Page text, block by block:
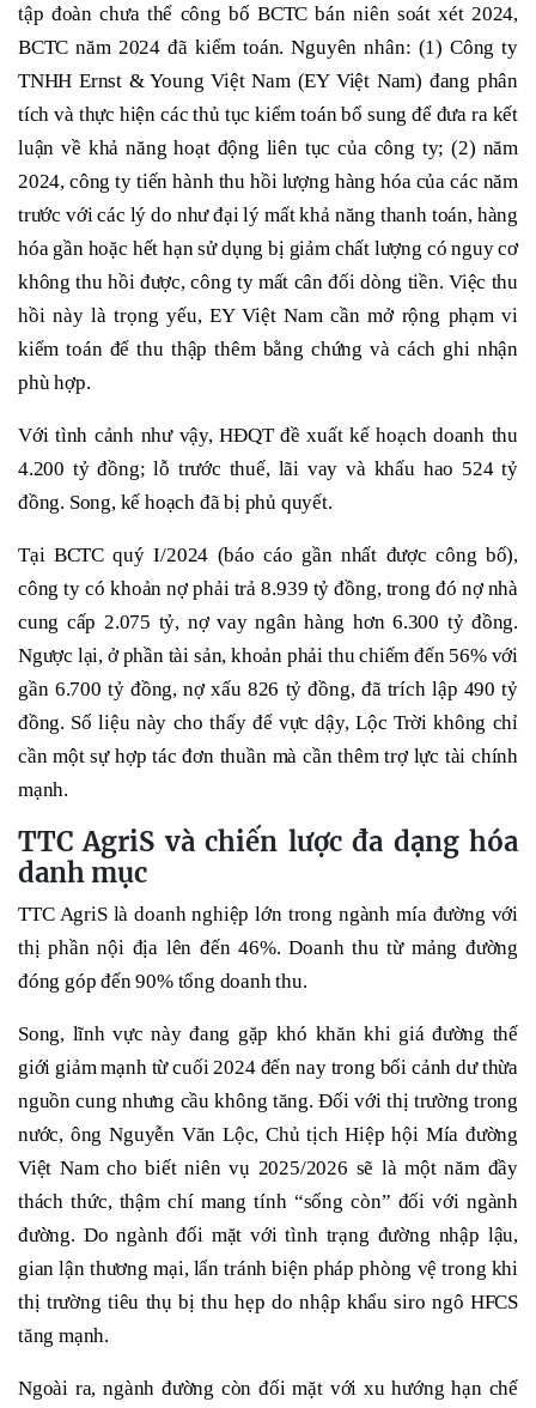
tập đoàn chưa thể công bố BCTC bán niên soát xét 2024,
BCTC năm 2024 đã kiểm toán. Nguyên nhân: (1) Công ty
TNHH Ernst & Young Việt Nam (EY Việt Nam) đang phân
tích và thực hiện các thủ tục kiểm toán bổ sung để đưa ra kết
luận về khả năng hoạt động liên tục của công ty; (2) năm
2024, công ty tiến hành thu hồi lượng hàng hóa của các năm
trước với các lý do như đại lý mất khả năng thanh toán, hàng
hóa gần hoặc hết hạn sử dụng bị giảm chất lượng có nguy cơ
không thu hồi được, công ty mất cân đối dòng tiền. Việc thu
hồi này là trọng yếu, EY Việt Nam cần mở rộng phạm vi
kiểm toán để thu thập thêm bằng chứng và cách ghi nhận
phù hợp.
Với tình cảnh như vậy, HĐQT đề xuất kế hoạch doanh thu
4.200 tỷ đồng; lỗ trước thuế, lãi vay và khấu hao 524 tỷ
đồng. Song, kế hoạch đã bị phủ quyết.
Tại BCTC quý I/2024 (báo cáo gần nhất được công bố),
công ty có khoản nợ phải trả 8.939 tỷ đồng, trong đó nợ nhà
cung cấp 2.075 tỷ, nợ vay ngân hàng hơn 6.300 tỷ đồng.
Ngược lại, ở phần tài sản, khoản phải thu chiếm đến 56% với
gần 6.700 tỷ đồng, nợ xấu 826 tỷ đồng, đã trích lập 490 tỷ
đồng. Số liệu này cho thấy để vực dậy, Lộc Trời không chỉ
cần một sự hợp tác đơn thuần mà cần thêm trợ lực tài chính
mạnh.
TTC AgriS và chiến lược đa dạng hóa
danh mục
TTC AgriS là doanh nghiệp lớn trong ngành mía đường với
thị phần nội địa lên đến 46%. Doanh thu từ mảng đường
đóng góp đến 90% tổng doanh thu.
Song, lĩnh vực này đang gặp khó khăn khi giá đường thế
giới giảm mạnh từ cuối 2024 đến nay trong bối cảnh dư thừa
nguồn cung nhưng cầu không tăng. Đối với thị trường trong
nước, ông Nguyễn Văn Lộc, Chủ tịch Hiệp hội Mía đường
Việt Nam cho biết niên vụ 2025/2026 sẽ là một năm đầy
thách thức, thậm chí mang tính “sống còn” đối với ngành
đường. Do ngành đối mặt với tình trạng đường nhập lậu,
gian lận thương mại, lẩn tránh biện pháp phòng vệ trong khi
thị trường tiêu thụ bị thu hẹp do nhập khẩu siro ngô HFCS
tăng mạnh.
Ngoài ra, ngành đường còn đối mặt với xu hướng hạn chế